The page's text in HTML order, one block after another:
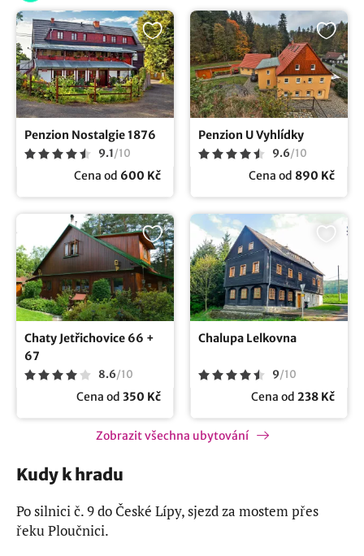
Penzion Nostalgie 1876
9.1/10
Cena od 600 Kč
Penzion U Vyhlídky
9.6/10
Cena od 890 Kč
Chaty Jetřichovice 66 +
67
8.6/10
Cena od 350 Kč
Chalupa Lelkovna
9/10
Cena od 238 Kč
Zobrazit všechna ubytování
Kudy k hradu
Po silnici č. 9 do České Lípy, sjezd za mostem přes
řeku Ploučnici.